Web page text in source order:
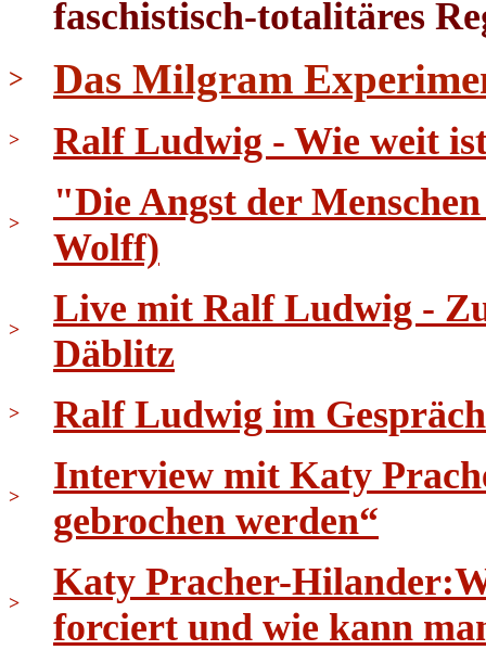
faschistisch-totalitäres
> Das Milgram
> Ralf Ludwig - Wie weit
>
"Die Angst der
Wolff)
>
Live mit Ralf Ludwig -
Däblitz
> Ralf Ludwig im
>
Interview mit Katy
gebrochen werden“
>
Katy Pracher-
forciert und wie kann